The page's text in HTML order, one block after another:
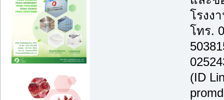
โรงง
โทร.
(ID